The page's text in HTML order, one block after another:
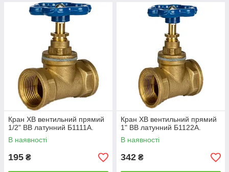
Кран ХВ вентильний прямий
1/2" ВВ латунний Б1111А.
В наявності
195 ₴
Кран ХВ вентильний прямий
1" ВВ латунний Б1122А.
В наявності
342 ₴